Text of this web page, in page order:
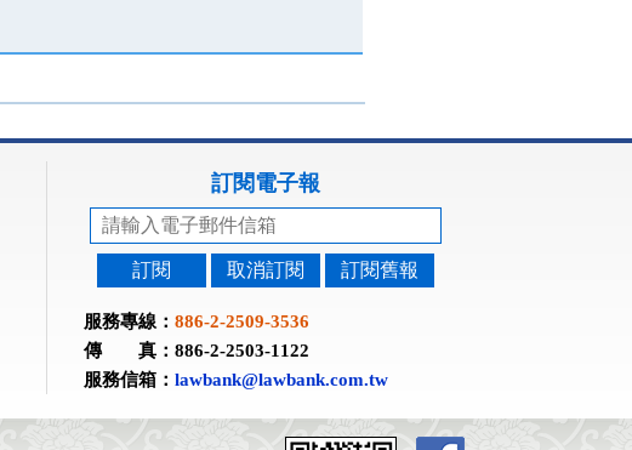
訂閱電子報
訂閱 取消訂閱 訂閱舊報
服務專線： 886-2-2509-3536
傳 真：886-2-2503-1122
服務信箱： lawbank@lawbank.com.tw